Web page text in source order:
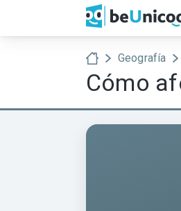
Geografía
Cómo